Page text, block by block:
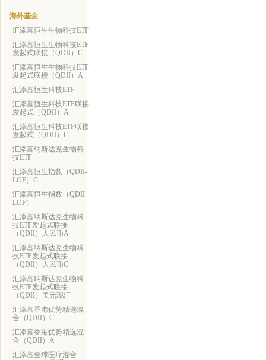
海外基金
汇添富恒生生物科技ETF
汇添富恒生生物科技ETF
发起式联接（QDII）C
汇添富恒生生物科技ETF
发起式联接（QDII）A
汇添富恒生科技ETF
汇添富恒生科技ETF联接
发起式（QDII）A
汇添富恒生科技ETF联接
发起式（QDII）C
汇添富纳斯达克生物科
技ETF
汇添富恒生指数（QDII-
LOF）C
汇添富恒生指数（QDII-
LOF）
汇添富纳斯达克生物科
技ETF发起式联接
（QDII）人民币A
汇添富纳斯达克生物科
技ETF发起式联接
（QDII）人民币C
汇添富纳斯达克生物科
技ETF发起式联接
（QDII）美元现汇
汇添富香港优势精选混
合（QDII）C
汇添富香港优势精选混
合（QDII）A
汇添富全球医疗混合